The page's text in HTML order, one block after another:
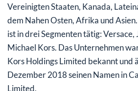
Vereinigten Staaten, Kanada,
dem Nahen Osten, Afrika und
ist in drei Segmenten tätig: Versace,
Michael Kors. Das Unternehmen
Kors Holdings Limited bekannt und
Dezember 2018 seinen Namen in
Limited.